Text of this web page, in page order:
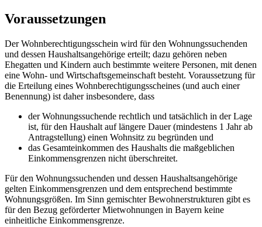
Voraussetzungen
Der Wohnberechtigungsschein wird für den Wohnungssuchenden
und dessen Haushaltsangehörige erteilt; dazu gehören neben
Ehegatten und Kindern auch bestimmte weitere Personen, mit denen
eine Wohn- und Wirtschaftsgemeinschaft besteht. Voraussetzung für
die Erteilung eines Wohnberechtigungsscheines (und auch einer
Benennung) ist daher insbesondere, dass
der Wohnungssuchende rechtlich und tatsächlich in der Lage
ist, für den Haushalt auf längere Dauer (mindestens 1 Jahr ab
Antragstellung) einen Wohnsitz zu begründen und
das Gesamteinkommen des Haushalts die maßgeblichen
Einkommensgrenzen nicht überschreitet.
Für den Wohnungssuchenden und dessen Haushaltsangehörige
gelten Einkommensgrenzen und dem entsprechend bestimmte
Wohnungsgrößen. Im Sinn gemischter Bewohnerstrukturen gibt es
für den Bezug geförderter Mietwohnungen in Bayern keine
einheitliche Einkommensgrenze.